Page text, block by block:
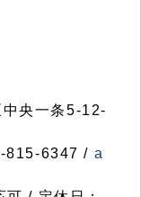
央一条5-12-
815-6347 / a